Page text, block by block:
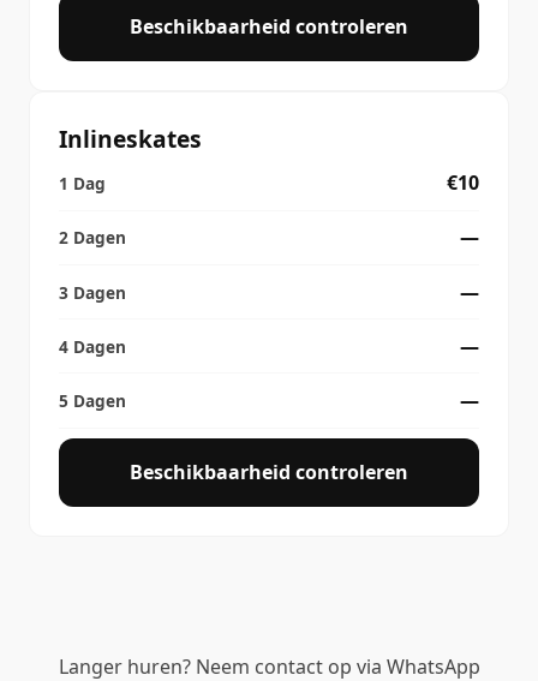
Beschikbaarheid controleren
Inlineskates
€10
—
—
—
—
Beschikbaarheid controleren
Langer huren? Neem contact op via WhatsApp